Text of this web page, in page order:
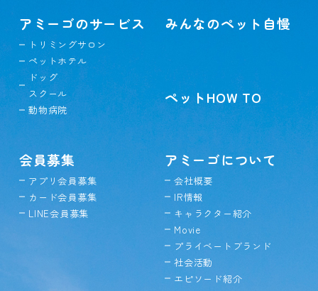
アミーゴのサービス
トリミングサロン
ペットホテル
ドッグ
スクール
動物病院
みんなのペット自慢
ペットHOW TO
会員募集
アプリ会員募集
カード会員募集
LINE会員募集
アミーゴについて
会社概要
IR情報
キャラクター紹介
Movie
プライベートブランド
社会活動
エピソード紹介